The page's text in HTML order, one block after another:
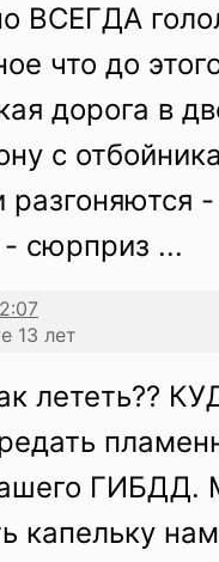
ВСЕГДА
что до
дорога в
с
разгоняются
сюрприз ...
13 лет
лететь??
ГИБДД.
капельку